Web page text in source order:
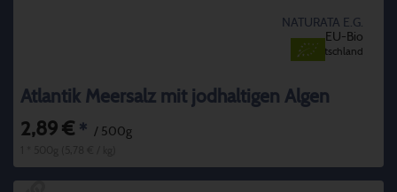
NATURATA E.G.
EU-Bio
Deutschland
Atlantik Meersalz mit jodhaltigen Algen
2,89 € * / 500g